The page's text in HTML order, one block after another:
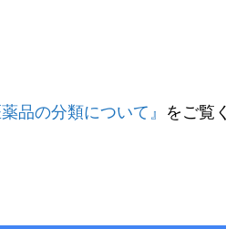
薬品の分類について』
をご覧